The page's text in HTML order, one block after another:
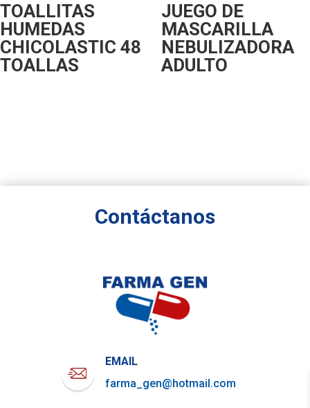
TOALLITAS
HUMEDAS
CHICOLASTIC 48
TOALLAS
JUEGO DE
MASCARILLA
NEBULIZADORA
ADULTO
Contáctanos
EMAIL
farma_gen@hotmail.com